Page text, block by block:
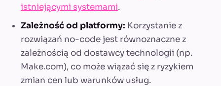
istniejącymi systemami.
Zależność od platformy: Korzystanie z
rozwiązań no-code jest równoznaczne z
zależnością od dostawcy technologii (np.
Make.com), co może wiązać się z ryzykiem
zmian cen lub warunków usług.